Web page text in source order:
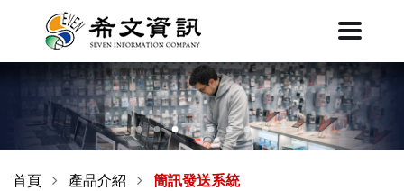
首頁 產品介紹 簡訊發送系統